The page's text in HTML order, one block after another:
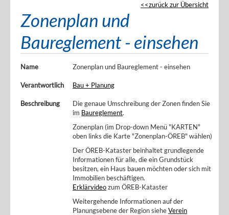
zurück zur Übersicht
Zonenplan und
Baureglement - einsehen
Name Zonenplan und Baureglement - einsehen
Verantwortlich Bau + Planung
Beschreibung
Die genaue Umschreibung der Zonen finden Sie
im Baureglement.
Zonenplan (im Drop-down Menü "KARTEN"
oben links die Karte "Zonenplan-ÖREB" wählen)
Der ÖREB-Kataster beinhaltet grundlegende
Informationen für alle, die ein Grundstück
besitzen, ein Haus bauen möchten oder sich mit
Immobilien beschäftigen.
Erklärvideozum ÖREB-Kataster
Weitergehende Informationen auf der
Planungsebene der Region sieheVerein